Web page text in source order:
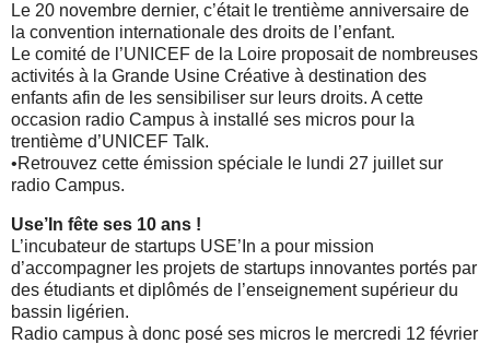
Le 20 novembre dernier, c’était le trentième anniversaire de
la convention internationale des droits de l’enfant.
Le comité de l’UNICEF de la Loire proposait de nombreuses
activités à la Grande Usine Créative à destination des
enfants afin de les sensibiliser sur leurs droits. A cette
occasion radio Campus à installé ses micros pour la
trentième d’UNICEF Talk.
•Retrouvez cette émission spéciale le lundi 27 juillet sur
radio Campus.
Use’In fête ses 10 ans !
L’incubateur de startups USE’In a pour mission
d’accompagner les projets de startups innovantes portés par
des étudiants et diplômés de l’enseignement supérieur du
bassin ligérien.
Radio campus à donc posé ses micros le mercredi 12 février